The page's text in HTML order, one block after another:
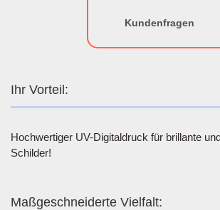
Kundenfragen
Ihr Vorteil:
Hochwertiger UV-Digitaldruck für brillante
Schilder!
Maßgeschneiderte Vielfalt: